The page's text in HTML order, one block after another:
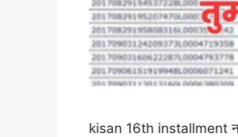
kisan 16th installment